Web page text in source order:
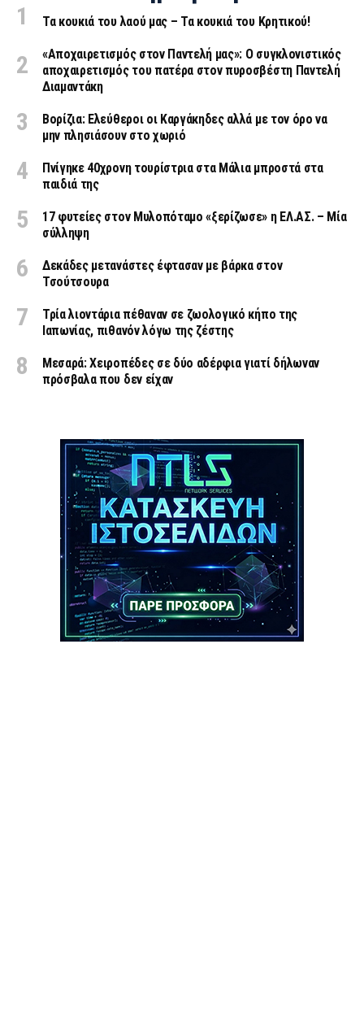
Τα κουκιά του λαού μας – Τα κουκιά του Κρητικού!
«Aποχαιρετισμός στον Παντελή μας»: Ο συγκλονιστικός
αποχαιρετισμός του πατέρα στον πυροσβέστη Παντελή
Διαμαντάκη
Βορίζια: Ελεύθεροι οι Καργάκηδες αλλά με τον όρο να
μην πλησιάσουν στο χωριό
Πνίγηκε 40χρονη τουρίστρια στα Μάλια μπροστά στα
παιδιά της
17 φυτείες στον Μυλοπόταμο «ξερίζωσε» η ΕΛ.ΑΣ. – Μία
σύλληψη
Δεκάδες μετανάστες έφτασαν με βάρκα στον
Τσούτσουρα
Τρία λιοντάρια πέθαναν σε ζωολογικό κήπο της
Ιαπωνίας, πιθανόν λόγω της ζέστης
Μεσαρά: Χειροπέδες σε δύο αδέρφια γιατί δήλωναν
πρόσβαλα που δεν είχαν